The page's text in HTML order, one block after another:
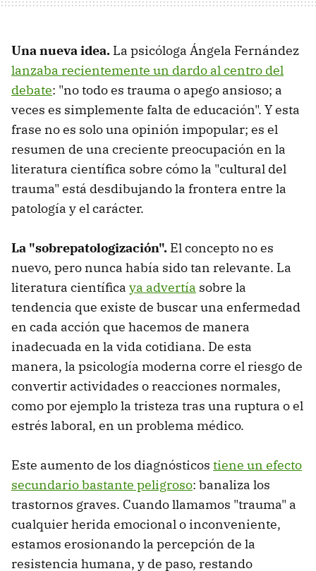
Una nueva idea. La psicóloga Ángela Fernández
lanzaba recientemente un dardo al centro del
debate: "no todo es trauma o apego ansioso; a
veces es simplemente falta de educación". Y esta
frase no es solo una opinión impopular; es el
resumen de una creciente preocupación en la
literatura científica sobre cómo la "cultural del
trauma" está desdibujando la frontera entre la
patología y el carácter.
La "sobrepatologización". El concepto no es
nuevo, pero nunca había sido tan relevante. La
literatura científica ya advertía sobre la
tendencia que existe de buscar una enfermedad
en cada acción que hacemos de manera
inadecuada en la vida cotidiana. De esta
manera, la psicología moderna corre el riesgo de
convertir actividades o reacciones normales,
como por ejemplo la tristeza tras una ruptura o el
estrés laboral, en un problema médico.
Este aumento de los diagnósticos tiene un efecto
secundario bastante peligroso: banaliza los
trastornos graves. Cuando llamamos "trauma" a
cualquier herida emocional o inconveniente,
estamos erosionando la percepción de la
resistencia humana, y de paso, restando